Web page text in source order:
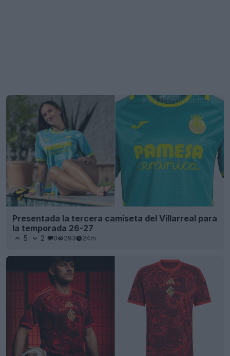
Presentada la tercera camiseta del Villarreal para
la temporada 26-27
5 2 0 293 24m